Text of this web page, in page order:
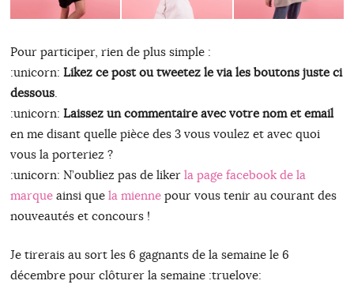
Pour participer, rien de plus simple :
:unicorn: Likez ce post ou tweetez le via les boutons juste ci
dessous.
:unicorn: Laissez un commentaire avec votre nom et email
en me disant quelle pièce des 3 vous voulez et avec quoi
vous la porteriez ?
:unicorn: N’oubliez pas de liker la page facebook de la
marqueainsi que la miennepour vous tenir au courant des
nouveautés et concours !
Je tirerais au sort les 6 gagnants de la semaine le 6
décembre pour clôturer la semaine :truelove: